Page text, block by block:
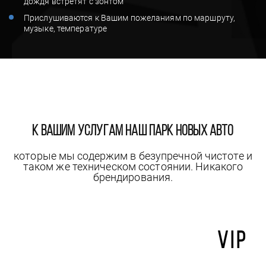
Прислушиваются к Вашим пожеланиям по маршруту,
музыке, температуре
к вашим услугам наш парк новых авто
которые мы содержим в безупречной чистоте и
таком же техническом состоянии. Никакого
брендирования.
VIP